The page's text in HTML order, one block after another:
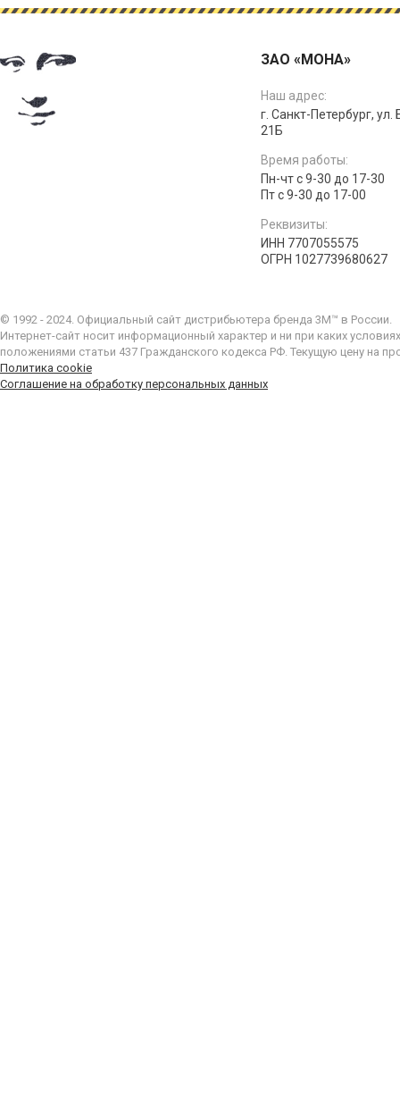
ЗАО «МОНА»
Наш адрес:
г. Санкт-Петербург,
21Б
Время работы:
Пн-чт с 9-30 до 17-30
Пт с 9-30 до 17-00
Реквизиты:
ИНН 7707055575
ОГРН 1027739680627
© 1992 - 2024. Официальный сайт дистрибьютера бренда 3M™ в России.
Интернет-сайт носит информационный характер и ни при каких
положениями статьи 437 Гражданского кодекса РФ. Текущую цену на
Политика cookie
Соглашение на обработку персональных данных